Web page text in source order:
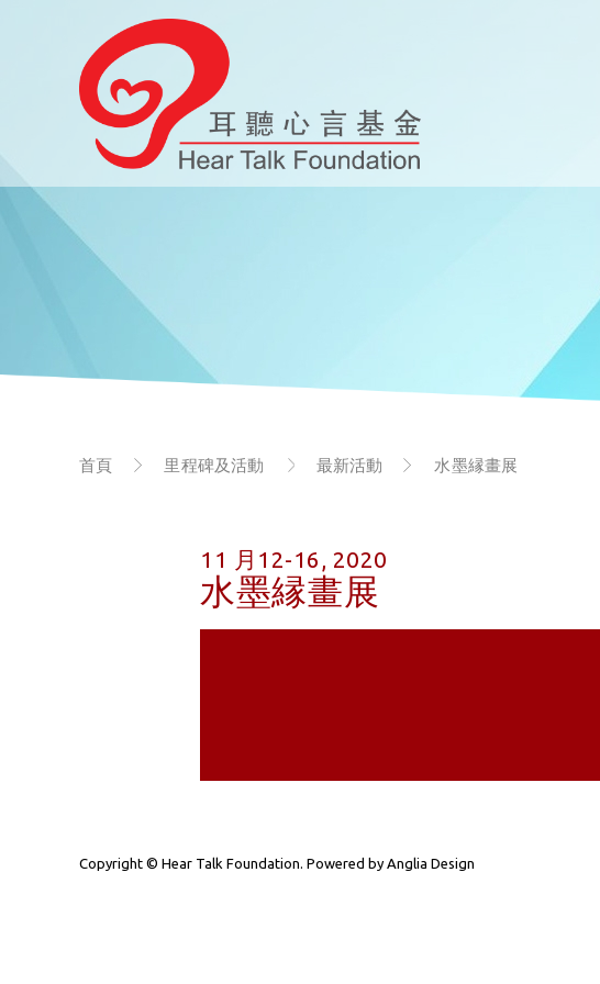
首頁 里程碑及活動 最新活動 水墨縁畫展
11 月12-16, 2020
水墨縁畫展
Copyright © Hear Talk Foundation. Powered by Anglia Design